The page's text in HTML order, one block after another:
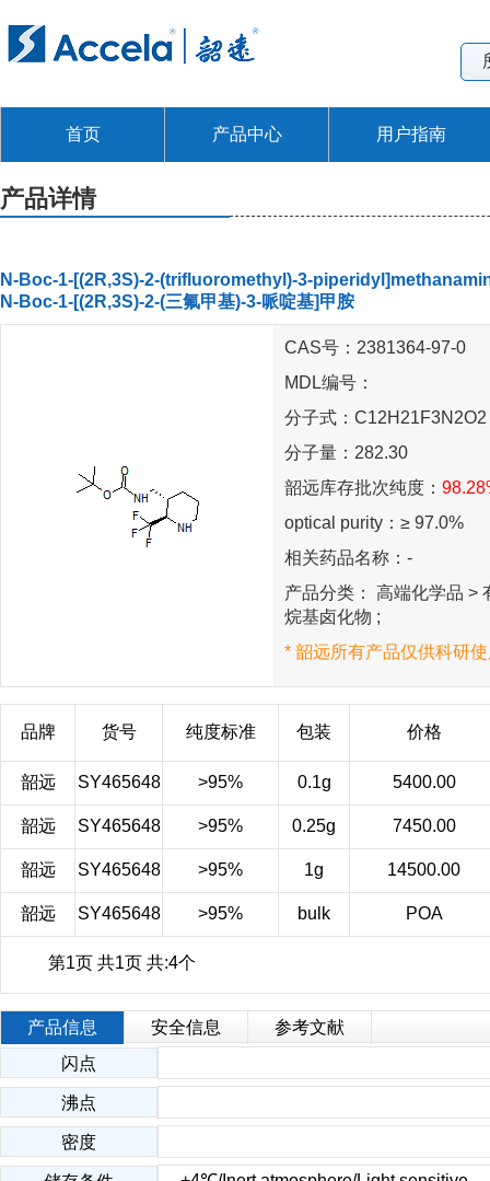
首页 产品中心 用户指南
产品详情
N-Boc-1-[(2R,3S)-2-(trifluoromethyl)-3-
N-Boc-1-[(2R,3S)-2-(三氟甲基)-3-哌啶基]甲胺
CAS号：2381364-97-0
MDL编号：
分子式：C12H21F3N2O2
分子量：282.30
韶远库存批次纯度：
optical purity：≥ 97.0%
相关药品名称：-
产品分类： 高端化学品 >
烷基卤化物 ;
* 韶远所有产品仅供科研
品牌 货号 纯度标准 包装 价格
韶远 SY465648 >95% 0.1g 5400.00
韶远 SY465648 >95% 0.25g 7450.00
韶远 SY465648 >95% 1g 14500.00
韶远 SY465648 >95% bulk POA
第1页 共1页 共:4个
产品信息 安全信息
参考文献
闪点
沸点
密度